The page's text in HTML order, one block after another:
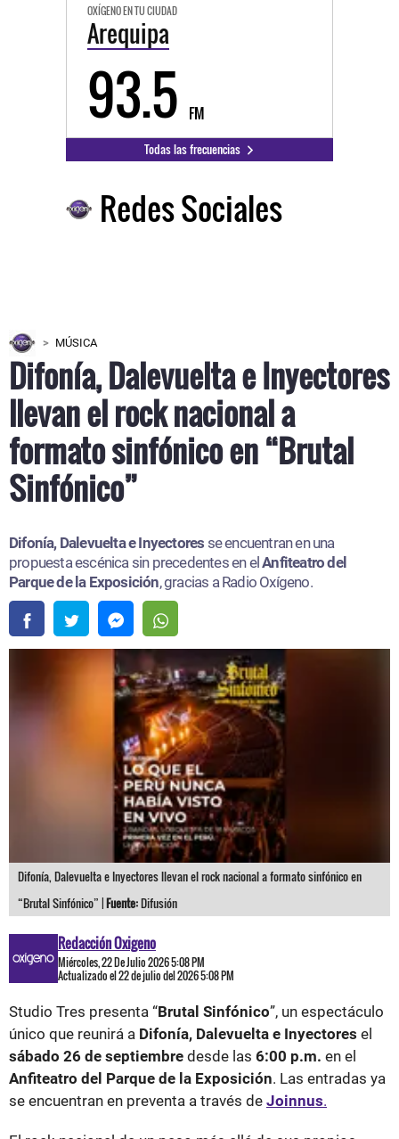
OXÍGENO EN TU CIUDAD
Arequipa
93.5 FM
Todas las frecuencias
Redes Sociales
MÚSICA
Difonía, Dalevuelta e Inyectores
llevan el rock nacional a
formato sinfónico en “Brutal
Sinfónico”
Difonía, Dalevuelta e Inyectores se encuentran en una
propuesta escénica sin precedentes en elAnfiteatro del
Parque de la Exposición, gracias a Radio Oxígeno.
Difonía, Dalevuelta e Inyectores llevan el rock nacional a formato sinfónico en
“Brutal Sinfónico” |Fuente:Difusión
Redacción Oxigeno
Miércoles, 22 De Julio 2026 5:08 PM
Actualizado el 22 de julio del 2026 5:08 PM
Studio Tres presenta “Brutal Sinfónico”, un espectáculo
único que reunirá a Difonía, Dalevuelta e Inyectores el
sábado 26 de septiembre desde las 6:00 p.m. en el
Anfiteatro del Parque de la Exposición. Las entradas ya
se encuentran en preventa a través de Joinnus.